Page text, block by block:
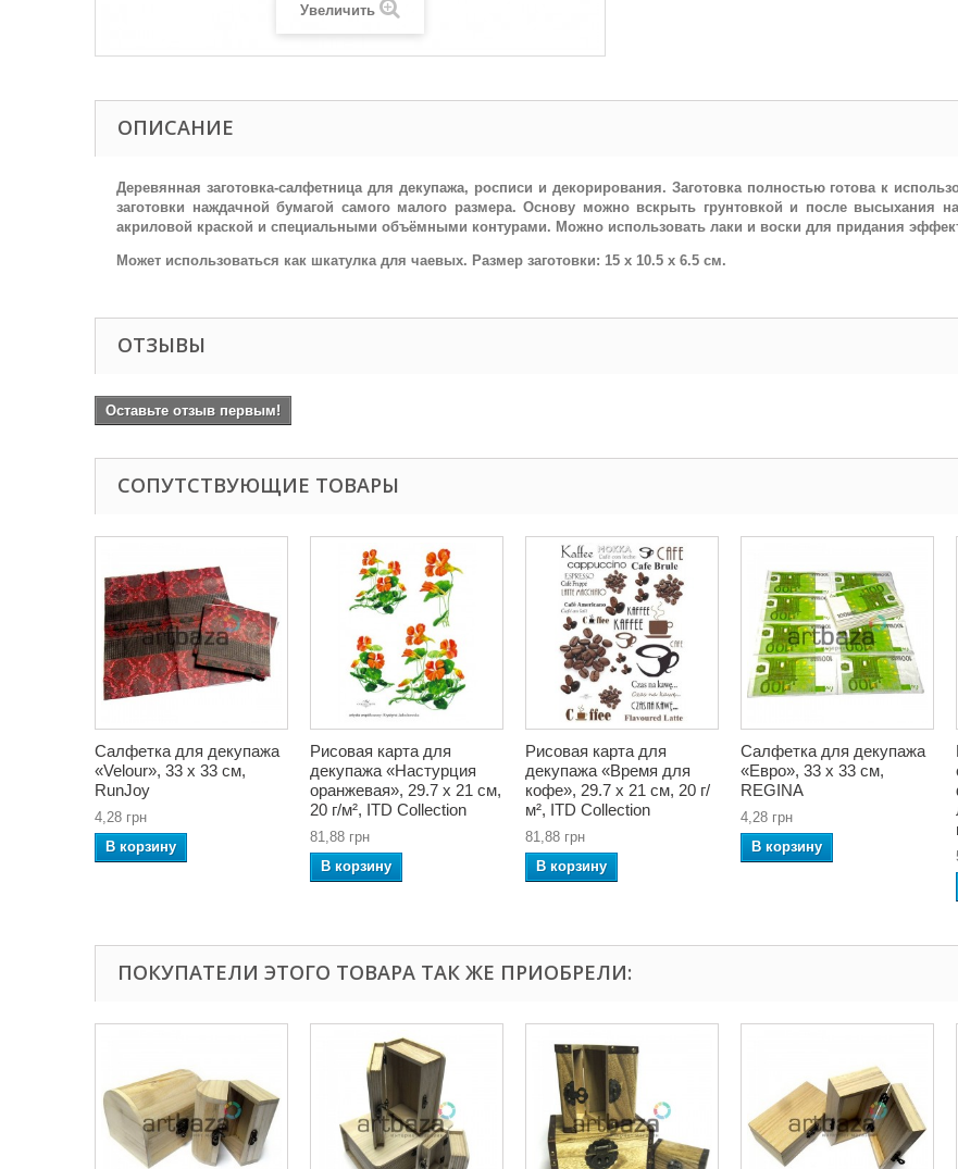
Увеличить
ОПИСАНИЕ
Деревянная заготовка-салфетница для декупажа, росписи и декорирования. Заготовка полностью готова к
заготовки наждачной бумагой самого малого размера. Основу можно вскрыть грунтовкой и после высыхания
акриловой краской и специальными объёмными контурами. Можно использовать лаки и воски для придания
Может использоваться как шкатулка для чаевых. Размер заготовки: 15 x 10.5 x 6.5 см.
ОТЗЫВЫ
Оставьте отзыв первым!
СОПУТСТВУЮЩИЕ ТОВАРЫ
Салфетка для декупажа
«Velour», 33 x 33 см,
RunJoy
4,28 грн
В корзину
Рисовая карта для
декупажа «Настурция
оранжевая», 29.7 x 21 см,
20 г/м², ITD Collection
81,88 грн
В корзину
Рисовая карта для
декупажа «Время для
кофе», 29.7 x 21 см, 20 г/
м², ITD Collection
81,88 грн
В корзину
Салфетка для декупажа
«Евро», 33 x 33 см,
REGINA
4,28 грн
В корзину
ПОКУПАТЕЛИ ЭТОГО ТОВАРА ТАК ЖЕ ПРИОБРЕЛИ: